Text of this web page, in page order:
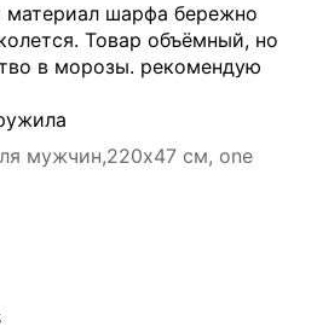
материал шарфа бережно
Товар объёмный, но
в морозы. рекомендую
мужчин,220х47 см, one